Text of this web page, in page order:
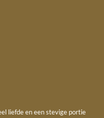
liefde en een stevige portie